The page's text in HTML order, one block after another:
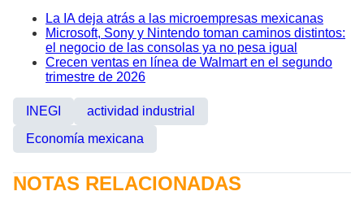
La IA deja atrás a las microempresas mexicanas
Microsoft, Sony y Nintendo toman caminos distintos:
el negocio de las consolas ya no pesa igual
Crecen ventas en línea de Walmart en el segundo
trimestre de 2026
INEGI
actividad industrial
Economía mexicana
NOTAS RELACIONADAS